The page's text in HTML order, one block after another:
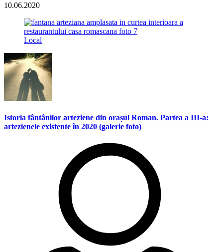
10.06.2020
Local
Istoria fântânilor arteziene din orașul Roman. Partea a III-a:
artezienele existente în 2020 (galerie foto)